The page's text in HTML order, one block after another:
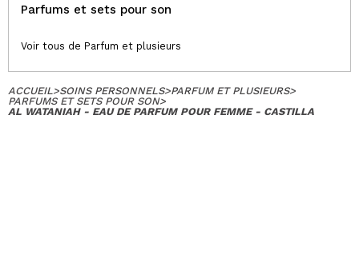
Parfums et sets pour son
Voir tous de Parfum et plusieurs
ACCUEIL>SOINS PERSONNELS>PARFUM ET PLUSIEURS>
PARFUMS ET SETS POUR SON>
AL WATANIAH - EAU DE PARFUM POUR FEMME - CASTILLA